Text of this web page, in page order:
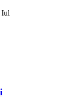
Iul